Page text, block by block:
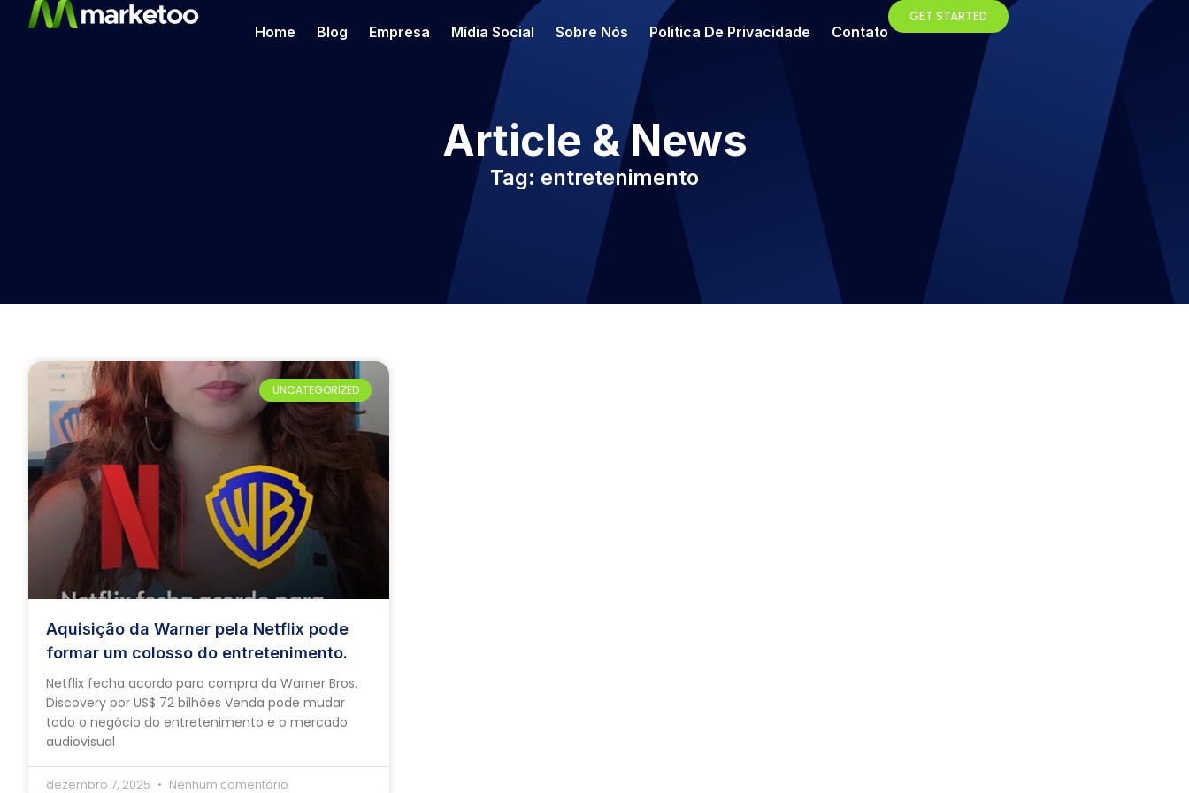
Home Blog Empresa Mídia Social Sobre Nós Politica De Privacidade Contato
GET STARTED
Article & News
Tag: entretenimento
UNCATEGORIZED
Aquisição da Warner pela Netflix pode
formar um colosso do entretenimento.
Netflix fecha acordo para compra da Warner Bros.
Discovery por US$ 72 bilhões Venda pode mudar
todo o negócio do entretenimento e o mercado
audiovisual
dezembro 7, 2025 Nenhum comentário